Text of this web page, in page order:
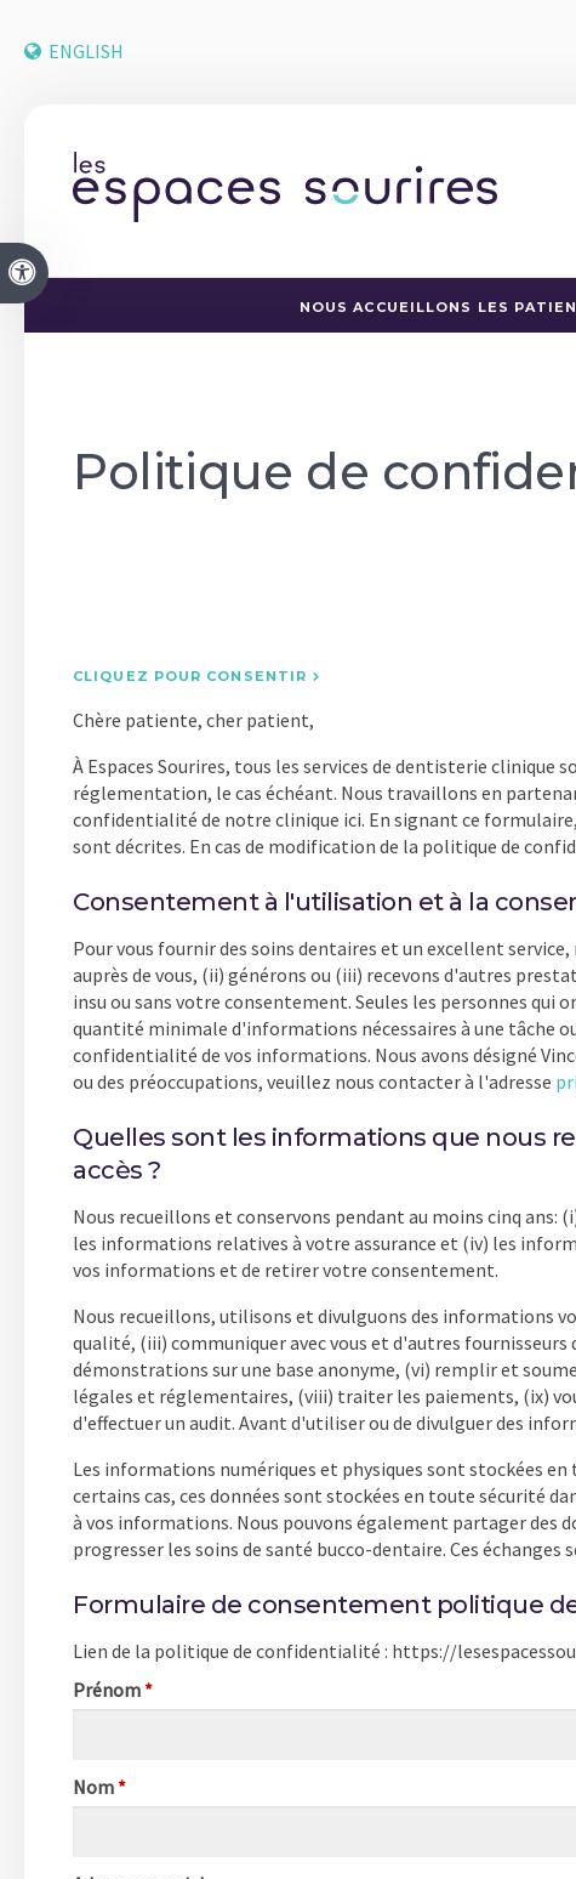
Version accessible
ENGLISH
NOUS ACCUEILLONS LES
Politique de
CLIQUEZ POUR CONSENTIR
Chère patiente, cher patient,
À Espaces Sourires, tous les services de dentisterie
réglementation, le cas échéant. Nous travaillons en
confidentialité de notre clinique ici. En signant ce
sont décrites. En cas de modification de la politique de
Consentement à l'utilisation et à la
Pour vous fournir des soins dentaires et un excellent
auprès de vous, (ii) générons ou (iii) recevons d'autres
insu ou sans votre consentement. Seules les personnes qui
quantité minimale d'informations nécessaires à une tâche
confidentialité de vos informations. Nous avons désigné
ou des préoccupations, veuillez nous contacter à l'adresse
Quelles sont les informations que nous
accès ?
Nous recueillons et conservons pendant au moins cinq ans:
les informations relatives à votre assurance et (iv) les
vos informations et de retirer votre consentement.
Nous recueillons, utilisons et divulguons des informations
qualité, (iii) communiquer avec vous et d'autres
démonstrations sur une base anonyme, (vi) remplir et
légales et réglementaires, (viii) traiter les paiements, (ix)
d'effectuer un audit. Avant d'utiliser ou de divulguer des
Les informations numériques et physiques sont stockées
certains cas, ces données sont stockées en toute sécurité
à vos informations. Nous pouvons également partager des
progresser les soins de santé bucco-dentaire. Ces
Formulaire de consentement politique
Lien de la politique de confidentialité : https://
Prénom *
Nom *